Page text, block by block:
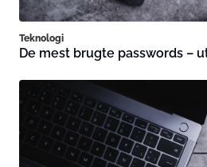
Teknologi
De mest brugte passwords –